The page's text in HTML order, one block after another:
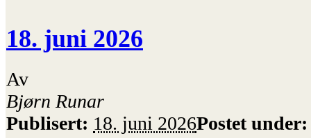
18. juni 2026
Av
Bjørn Runar
Publisert: 18. juni 2026Postet